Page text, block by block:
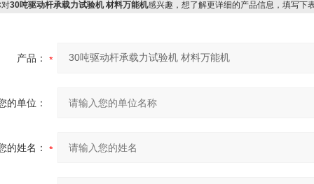
30吨驱动杆承载力试验机 材料万能机感兴趣，想了解更详细的产品信息，填写下
产品：
的单位：
的姓名：